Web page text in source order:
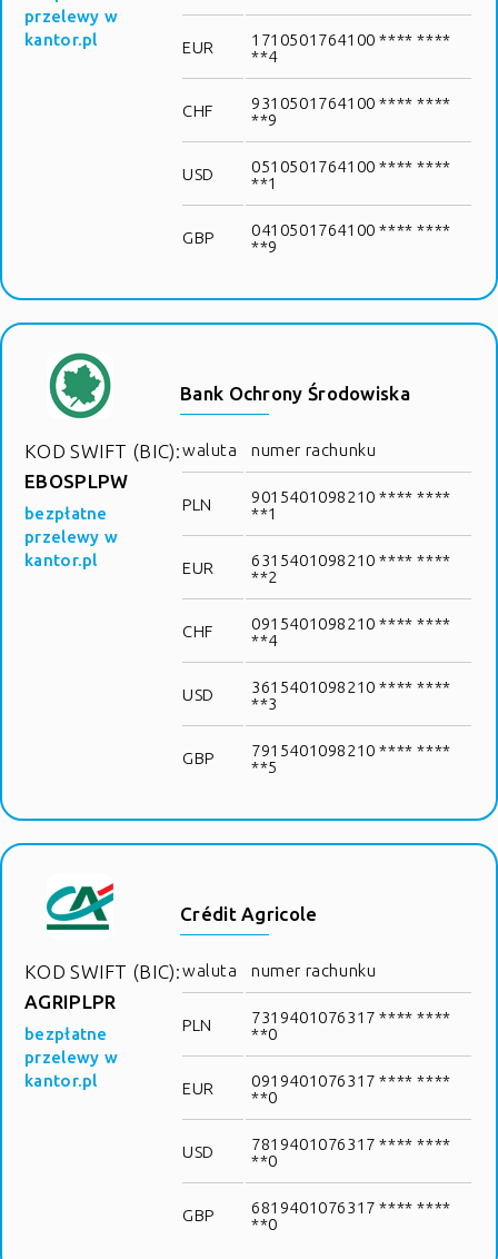
przelewy w
kantor.pl
EUR
1710501764100 **** ****
**4
CHF
9310501764100 **** ****
**9
USD
0510501764100 **** ****
**1
GBP
0410501764100 **** ****
**9
KOD SWIFT (BIC):
EBOSPLPW
bezpłatne
przelewy w
kantor.pl
Bank Ochrony Środowiska
waluta numer rachunku
PLN
9015401098210 **** ****
**1
EUR
6315401098210 **** ****
**2
CHF
0915401098210 **** ****
**4
USD
3615401098210 **** ****
**3
GBP
7915401098210 **** ****
**5
KOD SWIFT (BIC):
AGRIPLPR
bezpłatne
przelewy w
kantor.pl
Crédit Agricole
waluta numer rachunku
PLN
7319401076317 **** ****
**0
EUR
0919401076317 **** ****
**0
USD
7819401076317 **** ****
**0
GBP
6819401076317 **** ****
**0